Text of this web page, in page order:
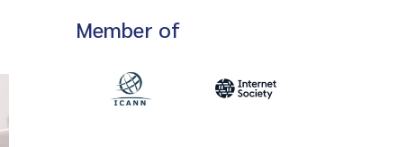
Member of